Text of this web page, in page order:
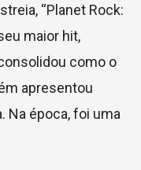
“Planet Rock:
maior hit,
como o
apresentou
Na época, foi uma